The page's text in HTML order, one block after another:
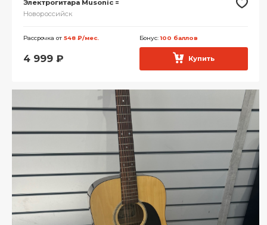
Электрогитара Musonic =
Новороссийск
Рассрочка от 548 ₽/мес. Бонус:100 баллов
4 999 ₽ Купить